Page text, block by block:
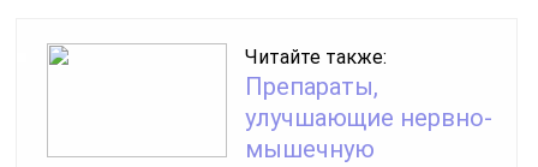
Читайте также:
Препараты,
улучшающие нервно-
мышечную